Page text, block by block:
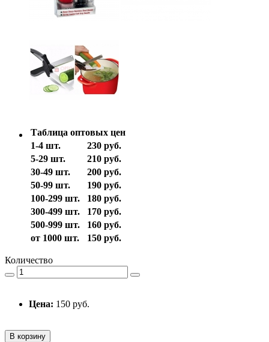
Таблица оптовых цен
1-4 шт.
230 руб.
5-29 шт.
210 руб.
30-49 шт.
200 руб.
50-99 шт.
190 руб.
100-299 шт.
180 руб.
300-499 шт.
170 руб.
500-999 шт.
160 руб.
от 1000 шт.
150 руб.
Количество
Цена: 150 руб.
В корзину